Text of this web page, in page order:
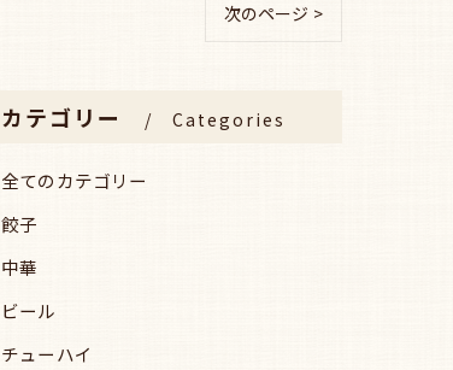
次のページ >
カテゴリー Categories
全てのカテゴリー
餃子
中華
ビール
チューハイ